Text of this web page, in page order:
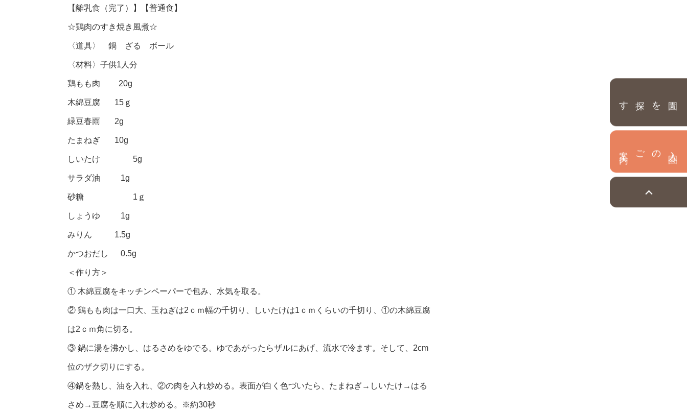
園を探す
【離乳食（完了）】【普通食】
☆鶏肉のすき焼き風煮☆
〈道具〉 鍋 ざる ボール
〈材料〉子供1人分
鶏もも肉 20g
木綿豆腐 15ｇ
緑豆春雨 2g
たまねぎ 10g
しいたけ 5g
サラダ油 1g
砂糖 1ｇ
しょうゆ 1g
みりん 1.5g
かつおだし 0.5g
＜作り方＞
① 木綿豆腐をキッチンペーパーで包み、水気を取る。
② 鶏もも肉は一口大、玉ねぎは2ｃｍ幅の千切り、しいたけは1ｃｍくらいの千切り、①の木綿豆腐
は2ｃｍ角に切る。
③ 鍋に湯を沸かし、はるさめをゆでる。ゆであがったらザルにあげ、流水で冷ます。そして、2cm
位のザク切りにする。
④鍋を熱し、油を入れ、②の肉を入れ炒める。表面が白く色づいたら、たまねぎ→しいたけ→はる
さめ→豆腐を順に入れ炒める。※約30秒